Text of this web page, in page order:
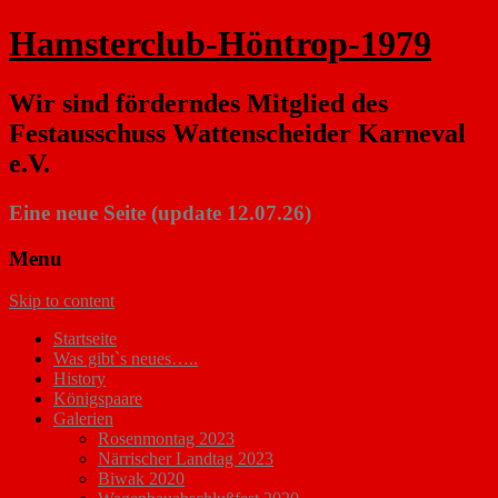
Hamsterclub-Höntrop-1979
Wir sind förderndes Mitglied des
Festausschuss Wattenscheider Karneval
e.V.
Eine neue Seite (update 12.07.26)
Menu
Skip to content
Startseite
Was gibt`s neues…..
History
Königspaare
Galerien
Rosenmontag 2023
Närrischer Landtag 2023
Biwak 2020